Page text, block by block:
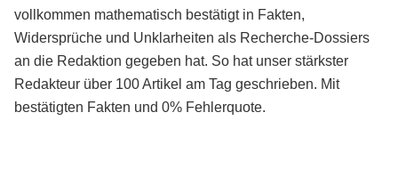
vollkommen mathematisch bestätigt in Fakten,
Widersprüche und Unklarheiten als Recherche-Dossiers
an die Redaktion gegeben hat. So hat unser stärkster
Redakteur über 100 Artikel am Tag geschrieben. Mit
bestätigten Fakten und 0% Fehlerquote.